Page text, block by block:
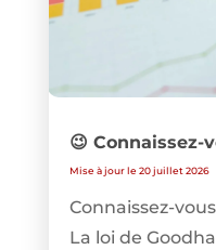
😉 Connaissez-
Mise à jour le 20 juillet 2026
Connaissez-
La loi de